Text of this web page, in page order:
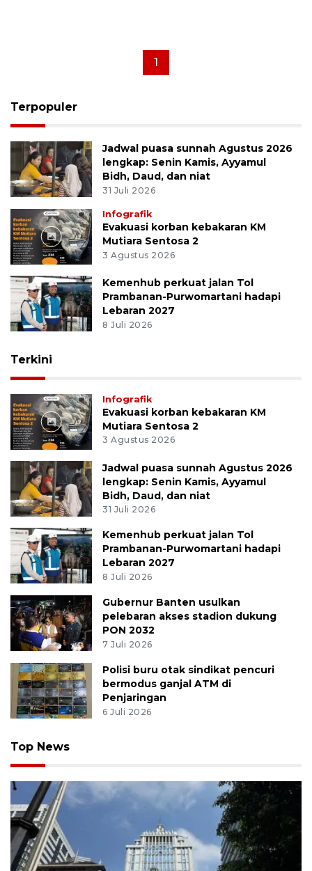
1
Terpopuler
Jadwal puasa sunnah Agustus 2026
lengkap: Senin Kamis, Ayyamul
Bidh, Daud, dan niat
31 Juli 2026
Infografik
Evakuasi korban kebakaran KM
Mutiara Sentosa 2
3 Agustus 2026
Kemenhub perkuat jalan Tol
Prambanan-Purwomartani hadapi
Lebaran 2027
8 Juli 2026
Terkini
Infografik
Evakuasi korban kebakaran KM
Mutiara Sentosa 2
3 Agustus 2026
Jadwal puasa sunnah Agustus 2026
lengkap: Senin Kamis, Ayyamul
Bidh, Daud, dan niat
31 Juli 2026
Kemenhub perkuat jalan Tol
Prambanan-Purwomartani hadapi
Lebaran 2027
8 Juli 2026
Gubernur Banten usulkan
pelebaran akses stadion dukung
PON 2032
7 Juli 2026
Polisi buru otak sindikat pencuri
bermodus ganjal ATM di
Penjaringan
6 Juli 2026
Top News